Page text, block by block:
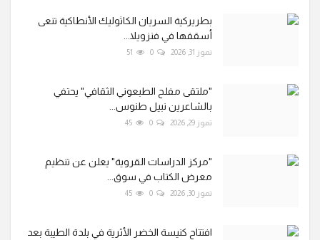
بطريركية السريان الكاثوليك الأنطاكية تنعى
أسقفها في فنزويلا...
تموز 31, 2026 0
51
"ملتقى مفلح الطبعوني الثقافي" يحتفي
بالشاعرين نبيل طنوس...
تموز 29, 2026 0
45
"مركز الدراسات القروية" يعلن عن تنظيم
معرض الكتاب في سوق...
تموز 30, 2026 0
45
افتتاح كنيسة الخضر الأثرية في بلدة الطيبة بعد